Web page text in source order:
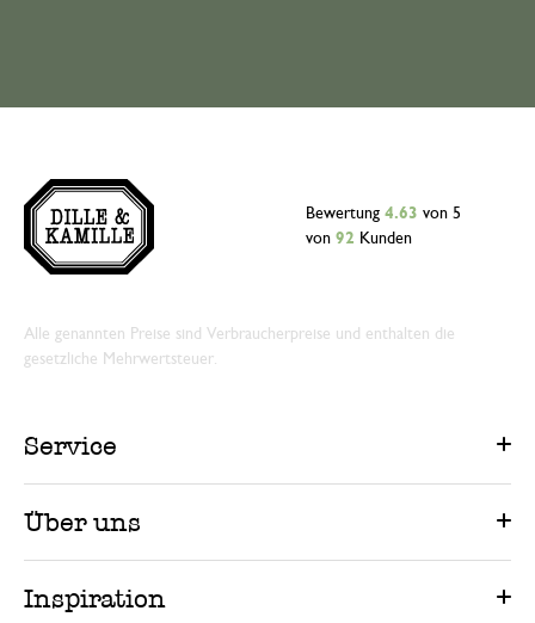
Bewertung 4.63 von 5
von 92 Kunden
Alle genannten Preise sind Verbraucherpreise und enthalten die
gesetzliche Mehrwertsteuer.
Service
Über uns
Inspiration